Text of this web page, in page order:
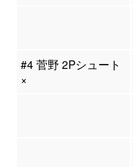
#4 菅野 2Pシュート
×